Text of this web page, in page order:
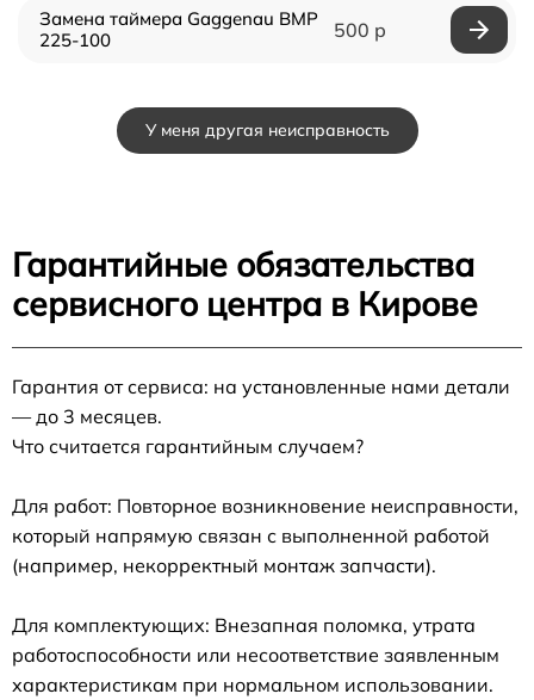
Замена таймера Gaggenau BMP
225-100
500 р
У меня другая неисправность
Гарантийные обязательства
сервисного центра в Кирове
Гарантия от сервиса: на установленные нами детали
— до 3 месяцев.
Что считается гарантийным случаем?
Для работ: Повторное возникновение неисправности,
который напрямую связан с выполненной работой
(например, некорректный монтаж запчасти).
Для комплектующих: Внезапная поломка, утрата
работоспособности или несоответствие заявленным
характеристикам при нормальном использовании.